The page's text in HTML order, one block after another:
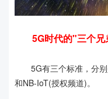
5G时代的"三个兄
5G有三个标准，分别
和NB-IoT(授权频道)。